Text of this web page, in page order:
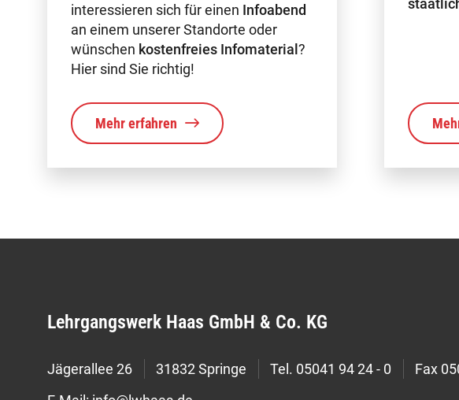
interessieren sich für einen Infoabend
an einem unserer Standorte oder
wünschen kostenfreies Infomaterial ?
Hier sind Sie richtig!
Mehr erfahren
Lehrgangswerk Haas GmbH & Co. KG
Jägerallee 26 31832 Springe Tel. 05041 94 24 - 0 Fax